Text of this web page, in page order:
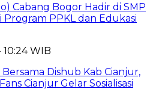
Cabang Bogor Hadir di SMP
PPKL dan Edukasi
10:24 WIB
Dishub Kab Cianjur,
Cianjur Gelar Sosialisasi